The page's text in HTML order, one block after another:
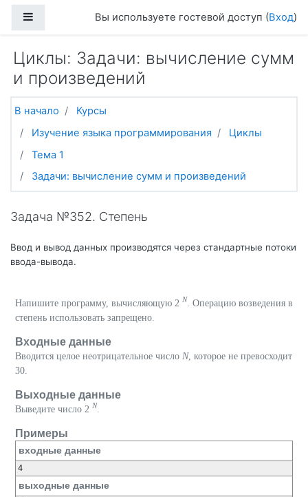
Боковая панельВы используете гостевой доступ (Вход)
Циклы: Задачи: вычисление сумм
и произведений
В начало
Курсы
Изучение языка программирования
Циклы
Тема 1
Задачи: вычисление сумм и произведений
Задача №352. Степень
Ввод и вывод данных производятся через стандартные потоки
ввода-вывода.
Напишите программу, вычисляющую 2 N
. Операцию возведения в
степень использовать запрещено.
Входные данные
Вводится целое неотрицательное число N, которое не превосходит
30.
Выходные данные
Выведите число 2 N
Примеры
входные данные
4
выходные данные